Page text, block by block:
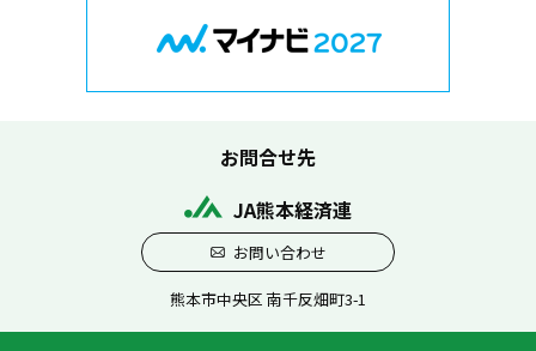
お問合せ先
JA熊本経済連
お問い合わせ
熊本市中央区 南千反畑町3-1